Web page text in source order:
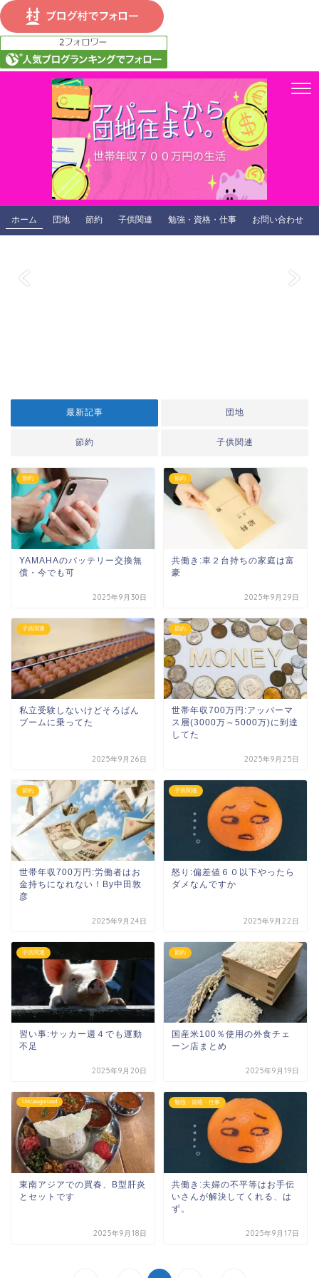
ホーム 団地 節約 子供関連 勉強・資格・仕事 お問い合わせ
最新記事 団地
節約 子供関連
節約
YAMAHAのバッテリー交換無
償・今でも可
2025年9月30日
節約
共働き:車２台持ちの家庭は富
豪
2025年9月29日
子供関連
私立受験しないけどそろばん
ブームに乗ってた
2025年9月26日
節約
世帯年収700万円:アッパーマ
ス層(3000万～5000万)に到達
してた
2025年9月25日
節約
世帯年収700万円:労働者はお
金持ちになれない！By中田敦
彦
2025年9月24日
子供関連
怒り:偏差値６０以下やったら
ダメなんですか
2025年9月22日
子供関連
習い事:サッカー週４でも運動
不足
2025年9月20日
節約
国産米100％使用の外食チェ
ーン店まとめ
2025年9月19日
Uncategorized
東南アジアでの買春、B型肝炎
とセットです
2025年9月18日
勉強・資格・仕事
共働き:夫婦の不平等はお手伝
いさんが解決してくれる、は
ず。
2025年9月17日